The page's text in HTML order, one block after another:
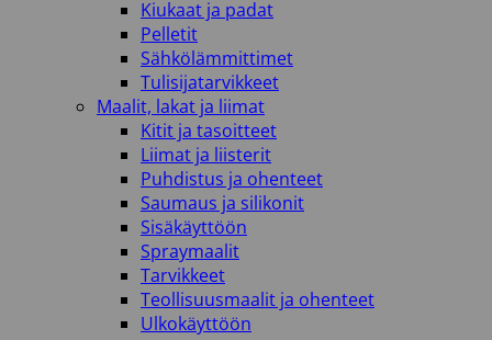
Kiukaat ja padat
Pelletit
Sähkölämmittimet
Tulisijatarvikkeet
Maalit, lakat ja liimat
Kitit ja tasoitteet
Liimat ja liisterit
Puhdistus ja ohenteet
Saumaus ja silikonit
Sisäkäyttöön
Spraymaalit
Tarvikkeet
Teollisuusmaalit ja ohenteet
Ulkokäyttöön